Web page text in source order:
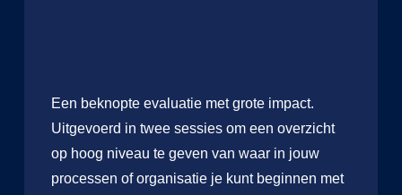
Een beknopte evaluatie met grote impact.
Uitgevoerd in twee sessies om een overzicht
op hoog niveau te geven van waar in jouw
processen of organisatie je kunt beginnen met